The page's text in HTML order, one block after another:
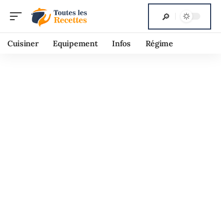
Cuisiner Equipement Infos Régime